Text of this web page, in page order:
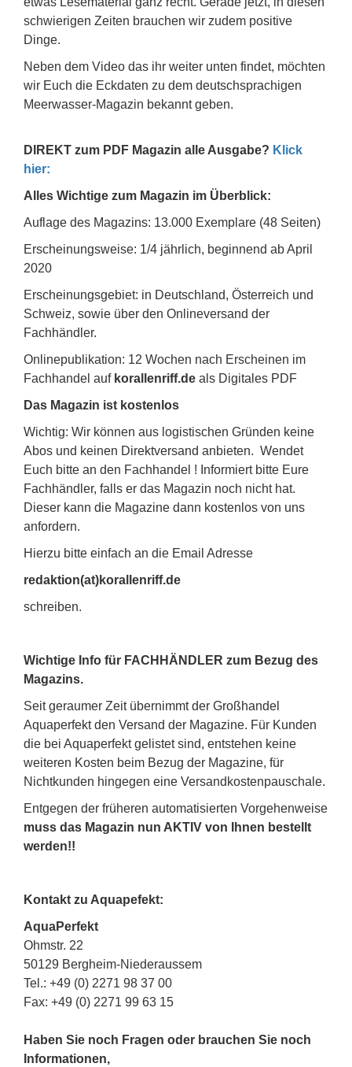
schwierigen Zeiten brauchen wir zudem positive
Dinge.
Neben dem Video das ihr weiter unten findet, möchten
wir Euch die Eckdaten zu dem deutschsprachigen
Meerwasser-Magazin bekannt geben.
DIREKT zum PDF Magazin alle Ausgabe? Klick
hier:
Alles Wichtige zum Magazin im Überblick:
Auflage des Magazins: 13.000 Exemplare (48 Seiten)
Erscheinungsweise: 1/4 jährlich, beginnend ab April
2020
Erscheinungsgebiet: in Deutschland, Österreich und
Schweiz, sowie über den Onlineversand der
Fachhändler.
Onlinepublikation: 12 Wochen nach Erscheinen im
Fachhandel auf korallenriff.de als Digitales PDF
Das Magazin ist kostenlos
Wichtig: Wir können aus logistischen Gründen keine
Abos und keinen Direktversand anbieten. Wendet
Euch bitte an den Fachhandel ! Informiert bitte Eure
Fachhändler, falls er das Magazin noch nicht hat.
Dieser kann die Magazine dann kostenlos von uns
anfordern.
Hierzu bitte einfach an die Email Adresse
redaktion(at)korallenriff.de
schreiben.
Wichtige Info für FACHHÄNDLER zum Bezug des
Magazins.
Seit geraumer Zeit übernimmt der Großhandel
Aquaperfekt den Versand der Magazine. Für Kunden
die bei Aquaperfekt gelistet sind, entstehen keine
weiteren Kosten beim Bezug der Magazine, für
Nichtkunden hingegen eine Versandkostenpauschale.
Entgegen der früheren automatisierten Vorgehenweise
muss das Magazin nun AKTIV von Ihnen bestellt
werden!!
Kontakt zu Aquapefekt:
AquaPerfekt
Ohmstr. 22
50129 Bergheim-Niederaussem
Tel.: +49 (0) 2271 98 37 00
Fax: +49 (0) 2271 99 63 15
Haben Sie noch Fragen oder brauchen Sie noch
Informationen,